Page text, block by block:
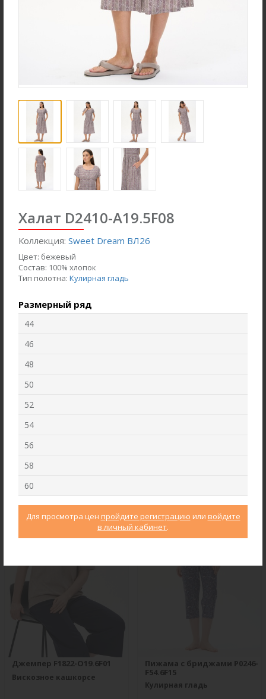
Брюки B4866-O59.6F01
Брюки B4710-O19.6F02
Джемпер F1822-O19.6F01
Вискозное кашкорсе
Пижама с бриджами P0246-
F54.6F15
Кулирная гладь
Халат D2410-A19.5F08
Коллекция: Sweet Dream ВЛ26
Цвет: бежевый
Состав: 100% хлопок
Тип полотна: Кулирная гладь
Размерный ряд
44
46
48
50
52
54
56
58
60
Для просмотра цен пройдите регистрацию или войдите
в личный кабинет.